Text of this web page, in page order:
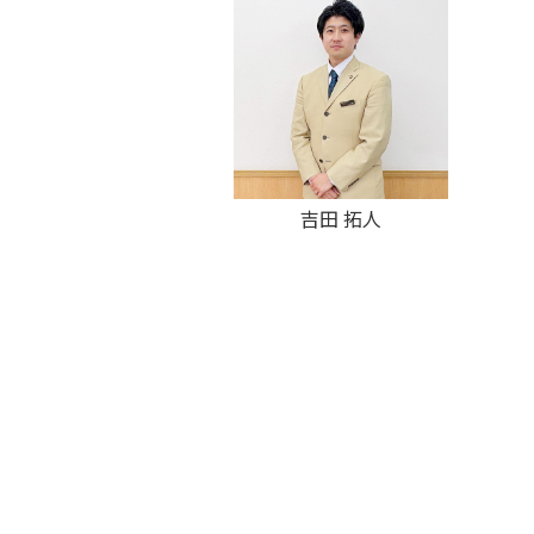
吉田 拓人